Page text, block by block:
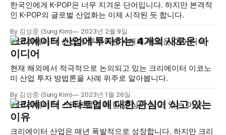
한국인에게 K-POP은 너무 지겨운 단어입니다. 하지만 본격적
인 K-POP의 글로벌 산업화는 이제 시작된 듯 합니다.
By 김성중 (Sung Kim) 2023년 2월 9일
크리에이터 산업에 투자하는 4개의 새로운 아
이디어
현재 해외에서 적극적으로 논의되고 있는 크리에이터 이코노
미 산업 투자 방법론을 사례 위주로 알아봅니다.
By 김성중 (Sung Kim) 2023년 1월 26일
크리에이터 스타트업에 대한 관심이 식고 있는
이유
크리에이터 산업은 매년 폭발적으로 성장합니다. 하지만 크리